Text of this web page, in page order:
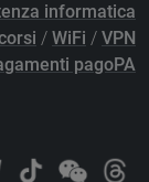
informatica
/ WiFi / VPN
pagoPA